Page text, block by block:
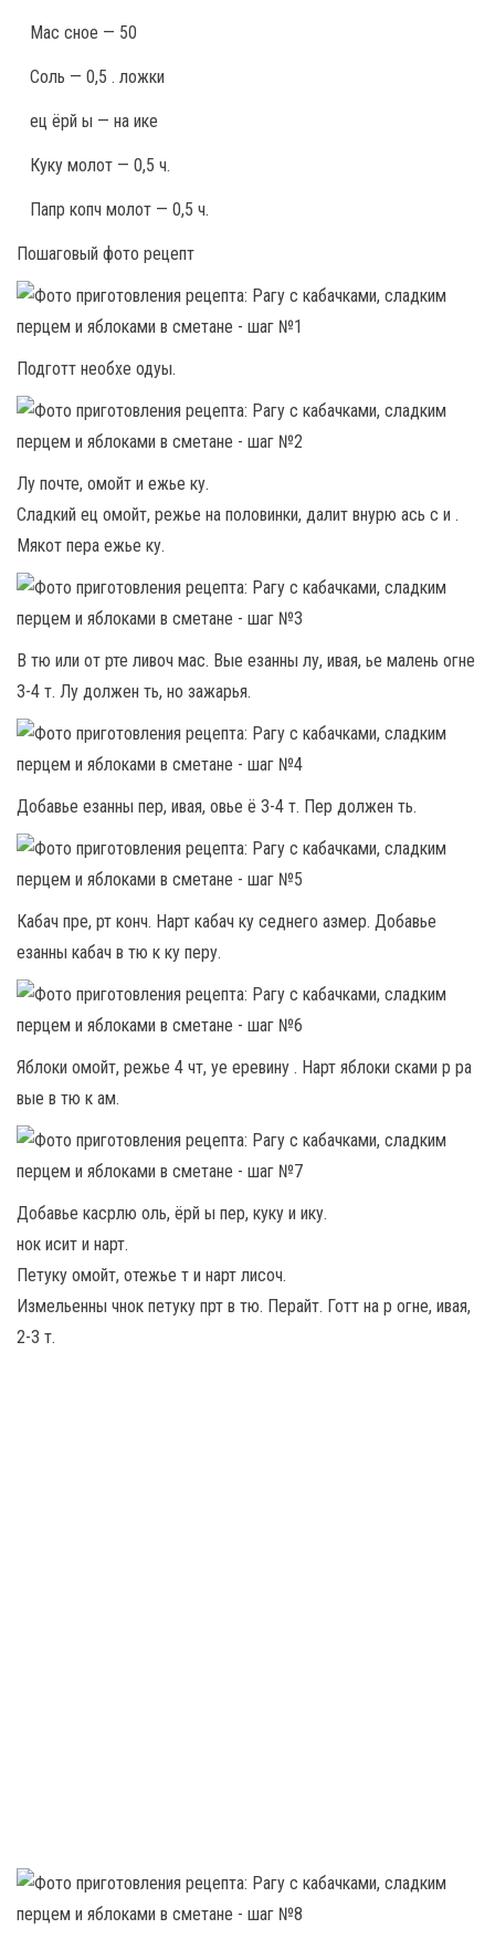
Мас сное — 50
Соль — 0,5 . ложки
ец ёрй ы — на ике
Куку молот — 0,5 ч.
Папр копч молот — 0,5 ч.
Пошаговый фото рецепт
Подготт необхе одуы.
Лу почте, омойт и ежье ку.
Сладкий ец омойт, режье на половинки, далит внурю ась с и .
Мякот пера ежье ку.
В тю или от рте ливоч мас. Вые езанны лу, ивая, ье малень огне
3-4 т. Лу должен ть, но зажарья.
Добавье езанны пер, ивая, овье ё 3-4 т. Пер должен ть.
Кабач пре, рт конч. Нарт кабач ку седнего азмер. Добавье
езанны кабач в тю к ку перу.
Яблоки омойт, режье 4 чт, уе еревину . Нарт яблоки сками р ра
вые в тю к ам.
Добавье касрлю оль, ёрй ы пер, куку и ику.
нок исит и нарт.
Петуку омойт, отежье т и нарт лисоч.
Измельенны чнок петуку прт в тю. Перайт. Готт на р огне, ивая,
2-3 т.